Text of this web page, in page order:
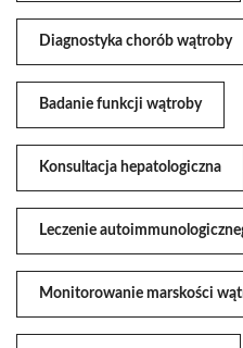
Diagnostyka chorób wątroby
Badanie funkcji wątroby
Konsultacja hepatologiczna
Leczenie
Monitorowanie marskości